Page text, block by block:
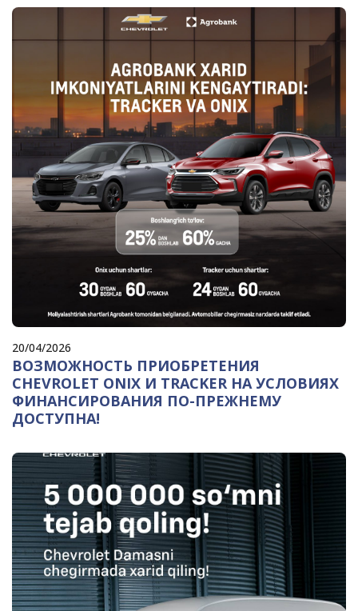
20/04/2026
ВОЗМОЖНОСТЬ ПРИОБРЕТЕНИЯ
CHEVROLET ONIX И TRACKER НА УСЛОВИЯХ
ФИНАНСИРОВАНИЯ ПО-ПРЕЖНЕМУ
ДОСТУПНА!